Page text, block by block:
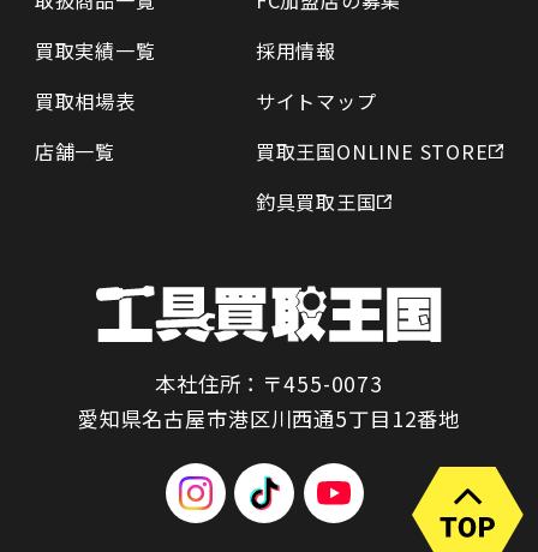
買取実績一覧
買取相場表
店舗一覧
採用情報
サイトマップ
買取王国ONLINE STORE
釣具買取王国
本社住所：〒455-0073
愛知県名古屋市港区川西通5丁目12番地